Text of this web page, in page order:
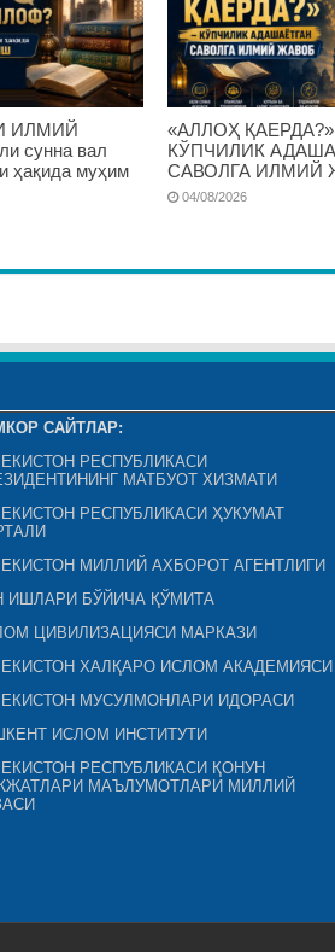
ИЛМИЙ
сунна вал
ҳақида муҳим
«АЛЛОҲ
КЎПЧИЛИК
САВОЛГА ИЛМИЙ
04/08/2026
САЙТЛАР:
РЕСПУБЛИКАСИ
МАТБУОТ ХИЗМАТИ
РЕСПУБЛИКАСИ ҲУКУМАТ
МИЛЛИЙ АХБОРОТ АГЕНТЛИГИ
ИШЛАРИ БЎЙИЧА ҚЎМИТА
ЦИВИЛИЗАЦИЯСИ МАРКАЗИ
ХАЛҚАРО ИСЛОМ АКАДЕМИЯСИ
МУСУЛМОНЛАРИ ИДОРАСИ
ИСЛОМ ИНСТИТУТИ
РЕСПУБЛИКАСИ ҚОНУН
МАЪЛУМОТЛАРИ МИЛЛИЙ